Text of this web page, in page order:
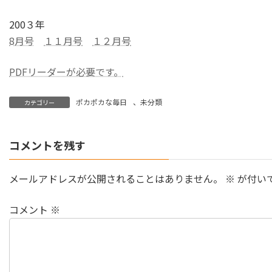
200３年
8月号
１１月号 １２月号
PDFリーダーが必要です。
カテゴリー ポカポカな毎日 、 未分類
コメントを残す
メールアドレスが公開されることはありません。 ※ が付い
コメント ※